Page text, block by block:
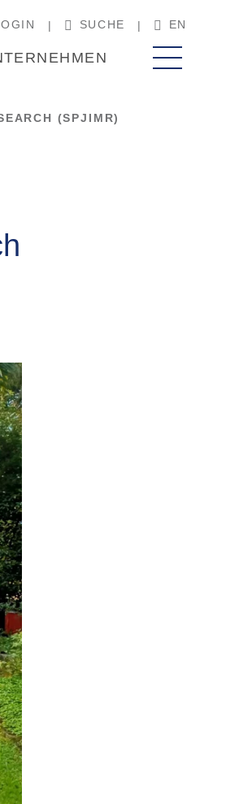
SUCHE EN
(SPJIMR)